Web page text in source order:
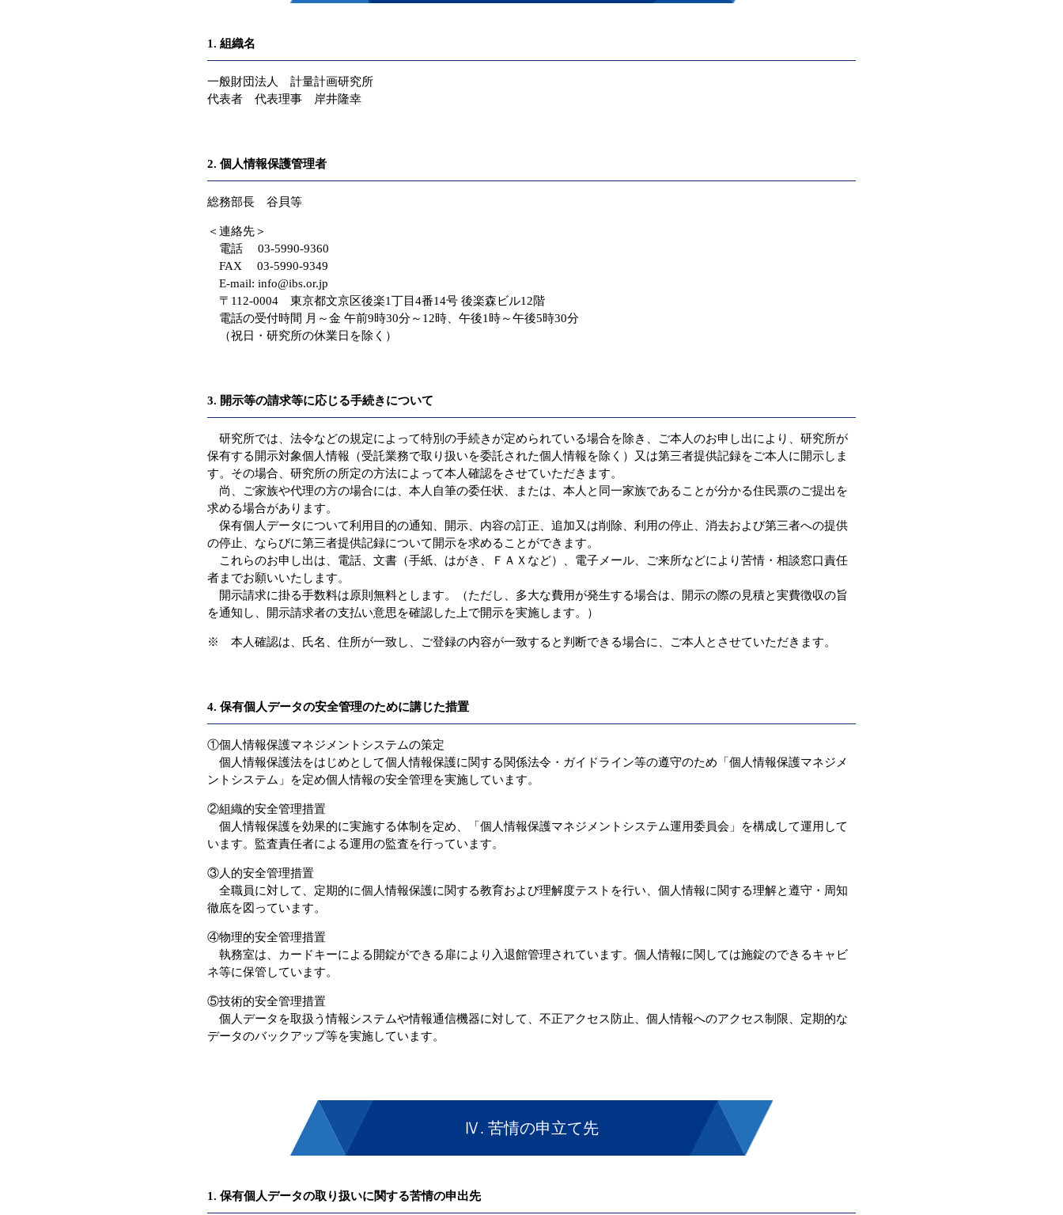
1. 組織名
一般財団法人 計量計画研究所
代表者 代表理事 岸井隆幸
2. 個人情報保護管理者
総務部長 谷貝等
＜連絡先＞
電話 03-5990-9360
FAX 03-5990-9349
E-mail: info@ibs.or.jp
〒112-0004 東京都文京区後楽1丁目4番14号 後楽森ビル12階
電話の受付時間 月～金 午前9時30分～12時、午後1時～午後5時30分
（祝日・研究所の休業日を除く）
3. 開示等の請求等に応じる手続きについて
研究所では、法令などの規定によって特別の手続きが定められている場合を除き、ご本人のお申し出により、研究所が
保有する開示対象個人情報（受託業務で取り扱いを委託された個人情報を除く）又は第三者提供記録をご本人に開示しま
す。その場合、研究所の所定の方法によって本人確認をさせていただきます。
尚、ご家族や代理の方の場合には、本人自筆の委任状、または、本人と同一家族であることが分かる住民票のご提出を
求める場合があります。
保有個人データについて利用目的の通知、開示、内容の訂正、追加又は削除、利用の停止、消去および第三者への提供
の停止、ならびに第三者提供記録について開示を求めることができます。
これらのお申し出は、電話、文書（手紙、はがき、ＦＡＸなど）、電子メール、ご来所などにより苦情・相談窓口責任
者までお願いいたします。
開示請求に掛る手数料は原則無料とします。（ただし、多大な費用が発生する場合は、開示の際の見積と実費徴収の旨
を通知し、開示請求者の支払い意思を確認した上で開示を実施します。）
※ 本人確認は、氏名、住所が一致し、ご登録の内容が一致すると判断できる場合に、ご本人とさせていただきます。
4. 保有個人データの安全管理のために講じた措置
①個人情報保護マネジメントシステムの策定
個人情報保護法をはじめとして個人情報保護に関する関係法令・ガイドライン等の遵守のため「個人情報保護マネジメ
ントシステム」を定め個人情報の安全管理を実施しています。
②組織的安全管理措置
個人情報保護を効果的に実施する体制を定め、「個人情報保護マネジメントシステム運用委員会」を構成して運用して
います。監査責任者による運用の監査を行っています。
③人的安全管理措置
全職員に対して、定期的に個人情報保護に関する教育および理解度テストを行い、個人情報に関する理解と遵守・周知
徹底を図っています。
④物理的安全管理措置
執務室は、カードキーによる開錠ができる扉により入退館管理されています。個人情報に関しては施錠のできるキャビ
ネ等に保管しています。
⑤技術的安全管理措置
個人データを取扱う情報システムや情報通信機器に対して、不正アクセス防止、個人情報へのアクセス制限、定期的な
データのバックアップ等を実施しています。
Ⅳ. 苦情の申立て先
1. 保有個人データの取り扱いに関する苦情の申出先